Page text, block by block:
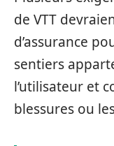
de VTT
d’assurance
sentiers
l’utilisateur et
blessures ou